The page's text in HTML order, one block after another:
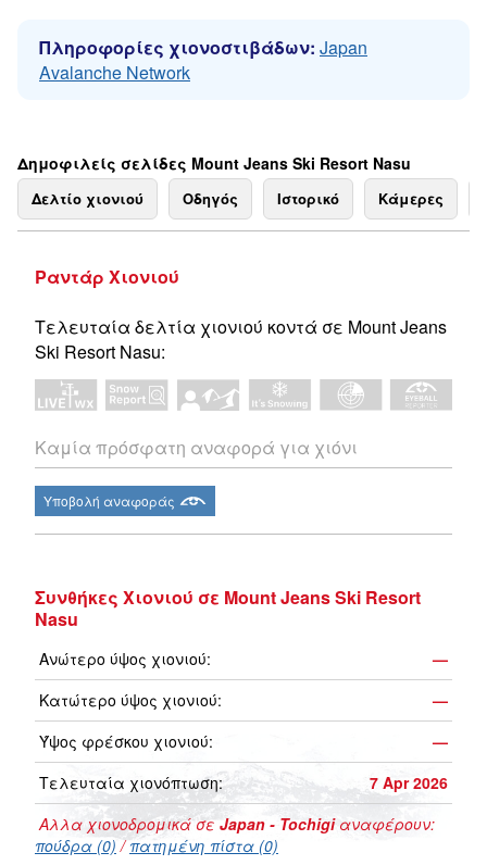
Πληροφορίες χιονοστιβάδων: Japan
Avalanche Network
Δημοφιλείς σελίδες Mount Jeans Ski Resort Nasu
Δελτίο χιονιού Οδηγός Ιστορικό Κάμερες
Ραντάρ Χιονιού
Τελευταία δελτία χιονιού κοντά σε Mount Jeans
Ski Resort Nasu:
Καμία πρόσφατη αναφορά για χιόνι
Υποβολή αναφοράς
Συνθήκες Χιονιού σε Mount Jeans Ski Resort
Nasu
Ανώτερο ύψος χιονιού:
—
Κατώτερο ύψος χιονιού:
—
Ύψος φρέσκου χιονιού:
—
Τελευταία χιονόπτωση:
7 Apr 2026
Αλλα χιονοδρομικά σεJapan - Tochigiαναφέρουν:
πούδρα (0) /πατημένη πίστα (0)